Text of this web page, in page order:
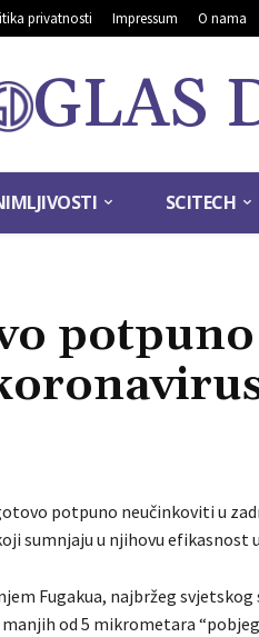
privatnosti Impressum O nama
GLAS
SCITECH
potpuno neučinkoviti u
sumnjaju u njihovu efikasnost
Fugakua, najbržeg
od 5 mikrometara